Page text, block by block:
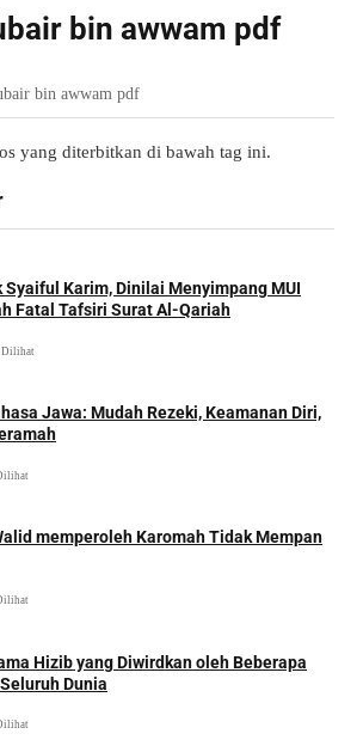
bin awwam pdf
bin awwam pdf
yang diterbitkan di bawah tag ini.
Syaiful Karim, Dinilai Menyimpang MUI
Fatal Tafsiri Surat Al-Qariah
Dilihat
Jawa: Mudah Rezeki, Keamanan Diri,
memperoleh Karomah Tidak Mempan
Hizib yang Diwirdkan oleh Beberapa
Dunia